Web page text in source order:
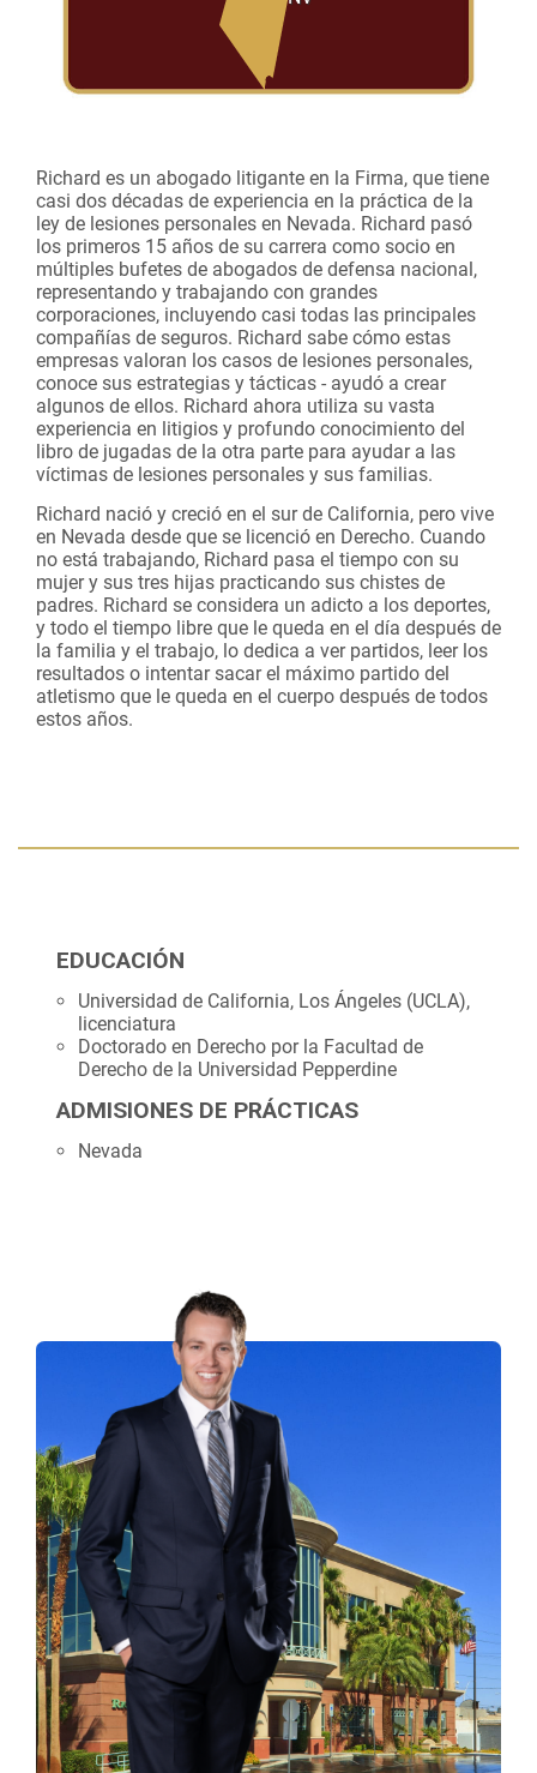
Richard es un abogado litigante en la Firma, que tiene
casi dos décadas de experiencia en la práctica de la
ley de lesiones personales en Nevada. Richard pasó
los primeros 15 años de su carrera como socio en
múltiples bufetes de abogados de defensa nacional,
representando y trabajando con grandes
corporaciones, incluyendo casi todas las principales
compañías de seguros. Richard sabe cómo estas
empresas valoran los casos de lesiones personales,
conoce sus estrategias y tácticas - ayudó a crear
algunos de ellos. Richard ahora utiliza su vasta
experiencia en litigios y profundo conocimiento del
libro de jugadas de la otra parte para ayudar a las
víctimas de lesiones personales y sus familias.
Richard nació y creció en el sur de California, pero vive
en Nevada desde que se licenció en Derecho. Cuando
no está trabajando, Richard pasa el tiempo con su
mujer y sus tres hijas practicando sus chistes de
padres. Richard se considera un adicto a los deportes,
y todo el tiempo libre que le queda en el día después de
la familia y el trabajo, lo dedica a ver partidos, leer los
resultados o intentar sacar el máximo partido del
atletismo que le queda en el cuerpo después de todos
estos años.
EDUCACIÓN
Universidad de California, Los Ángeles (UCLA),
licenciatura
Doctorado en Derecho por la Facultad de
Derecho de la Universidad Pepperdine
ADMISIONES DE PRÁCTICAS
Nevada